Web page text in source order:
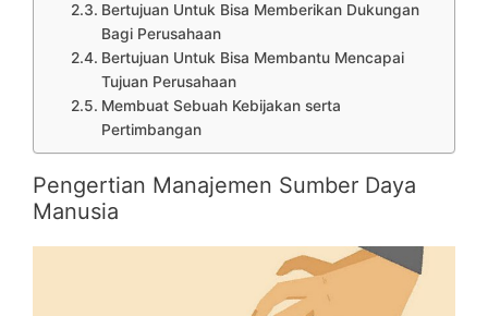
Bertujuan Untuk Bisa Memberikan Dukungan
Bagi Perusahaan
Bertujuan Untuk Bisa Membantu Mencapai
Tujuan Perusahaan
Membuat Sebuah Kebijakan serta
Pertimbangan
Pengertian Manajemen Sumber Daya
Manusia